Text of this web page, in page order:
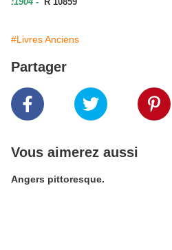
#Livres Anciens
Partager
Vous aimerez aussi
Angers pittoresque.